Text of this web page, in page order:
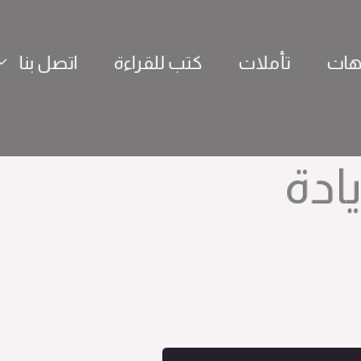
تأملات كتب للقراءة اتصل بنا